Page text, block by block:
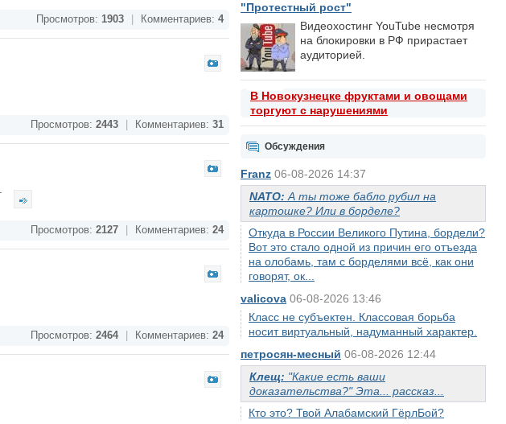
"Протестный рост"
Видеохостинг YouTube несмотря
на блокировки в РФ прирастает
аудиторией.
В Новокузнецке фруктами и овощами
торгуют с нарушениями
Обсуждения
Franz 06-08-2026 14:37
NATO: А ты тоже бабло рубил на
картошке? Или в борделе?
Откуда в России Великого Путина, бордели?
Вот это стало одной из причин его отъезда
на олобамь, там с борделями всё, как они
говорят, ок...
valicova 06-08-2026 13:46
Класс не субъектен. Классовая борьба
носит виртуальный, надуманный характер.
петросян-месный 06-08-2026 12:44
Клещ: "Какие есть ваши
доказательства?" Эта... рассказ...
Кто это? Твой Алабамский ГёрлБой?
Просмотров: 1903 Комментариев: 4
Просмотров: 2443 Комментариев: 31
Просмотров: 2127 Комментариев: 24
Просмотров: 2464 Комментариев: 24